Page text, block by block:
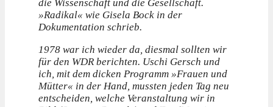
die Wissenschaft und die Gesellschaft.
»Radikal« wie Gisela Bock in der
Dokumentation schrieb.
1978 war ich wieder da, diesmal sollten wir
für den WDR berichten. Uschi Gersch und
ich, mit dem dicken Programm »Frauen und
Mütter« in der Hand, mussten jeden Tag neu
entscheiden, welche Veranstaltung wir in